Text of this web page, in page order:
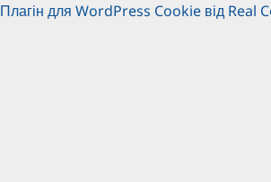
Плагін для WordPress Cookie від Real